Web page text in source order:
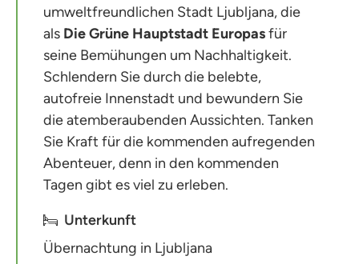
umweltfreundlichen Stadt Ljubljana, die
als Die Grüne Hauptstadt Europasfür
seine Bemühungen um Nachhaltigkeit.
Schlendern Sie durch die belebte,
autofreie Innenstadt und bewundern Sie
die atemberaubenden Aussichten. Tanken
Sie Kraft für die kommenden aufregenden
Abenteuer, denn in den kommenden
Tagen gibt es viel zu erleben.
Unterkunft
Übernachtung in Ljubljana